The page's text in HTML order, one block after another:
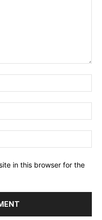
in this browser for the